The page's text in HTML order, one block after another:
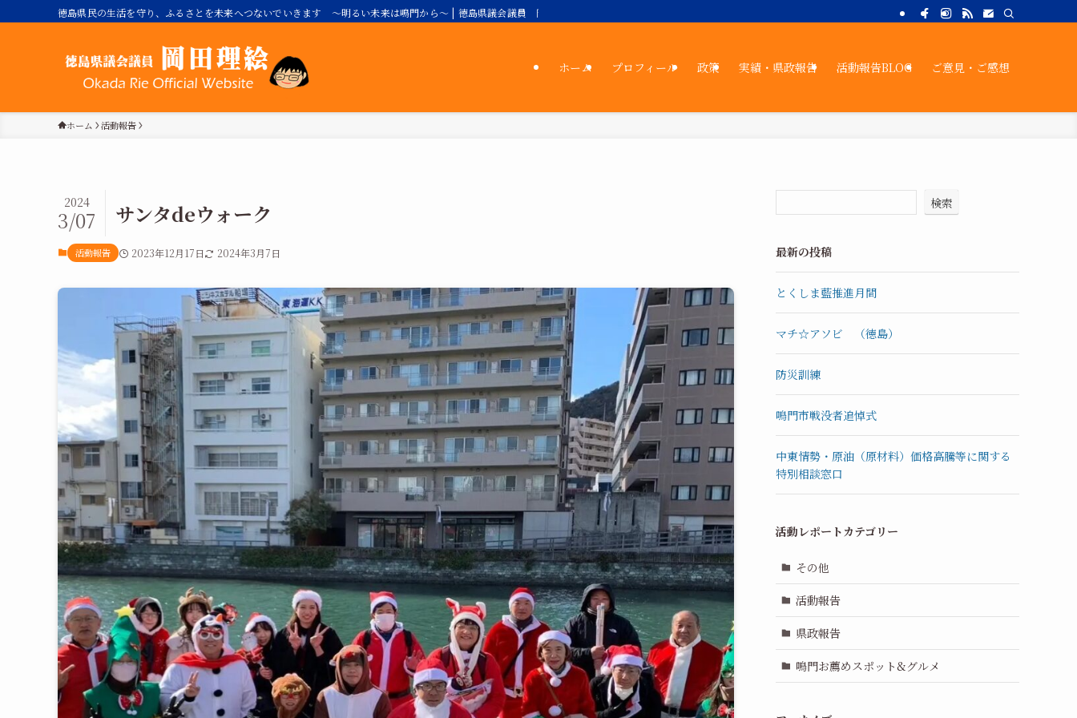
徳島県民の生活を守り、ふるさとを未来へつないでいきます ～明るい未来は鳴門から～ | 徳島県議会議員 岡田理絵公式サイト／自由民主党
ホーム プロフィール 政策 実績・県政報告 活動報告BLOG ご意見・ご感想
ホーム 活動報告
サンタdeウォーク
2024
3/07
活動報告 2023年12月17日 2024年3月7日
検索
最新の投稿
とくしま藍推進月間
マチ☆アソビ （徳島）
防災訓練
鳴門市戦没者追悼式
中東情勢・原油（原材料）価格高騰等に関する
特別相談窓口
活動レポートカテゴリー
その他
活動報告
県政報告
鳴門お薦めスポット&グルメ